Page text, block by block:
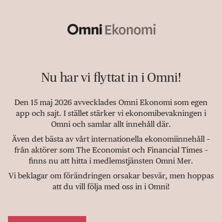
Nu har vi flyttat in i Omni!
Den 15 maj 2026 avvecklades Omni Ekonomi som egen
app och sajt. I stället stärker vi ekonomibevakningen i
Omni och samlar allt innehåll där.
Även det bästa av vårt internationella ekonomiinnehåll –
från aktörer som The Economist och Financial Times –
finns nu att hitta i medlemstjänsten Omni Mer.
Vi beklagar om förändringen orsakar besvär, men hoppas
att du vill följa med oss in i Omni!